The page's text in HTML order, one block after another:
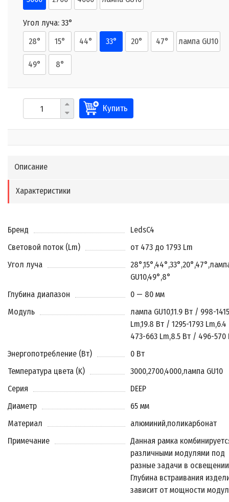
Угол луча: 33°
28°
15° 44° 33° 20° 47° лампа GU10
49° 8°
Купить
Описание
Характеристики
Бренд
LedsC4
Световой поток (Lm)
от 473 до 1793 Lm
Угол луча
28°15°,44°,33°,20°,47°,
GU10,49°,8°
Глубина диапазон
0 — 80 мм
Модуль
лампа GU10,11.9 Вт / 998-1415
Lm19.8 Вт / 1295-1793 Lm,6.4
473-663 Lm,8.5 Вт / 496-570
Энергопотребление (Вт)
0 Вт
Температура цвета (K)
3000,2700,4000,лампа GU10
Серия
DEEP
Диаметр
65 мм
Материал
алюминий,поликарбонат
Примечание
Данная рамка
различными модулями под
разные задачи в
Глубина встраивания
зависит от мощности